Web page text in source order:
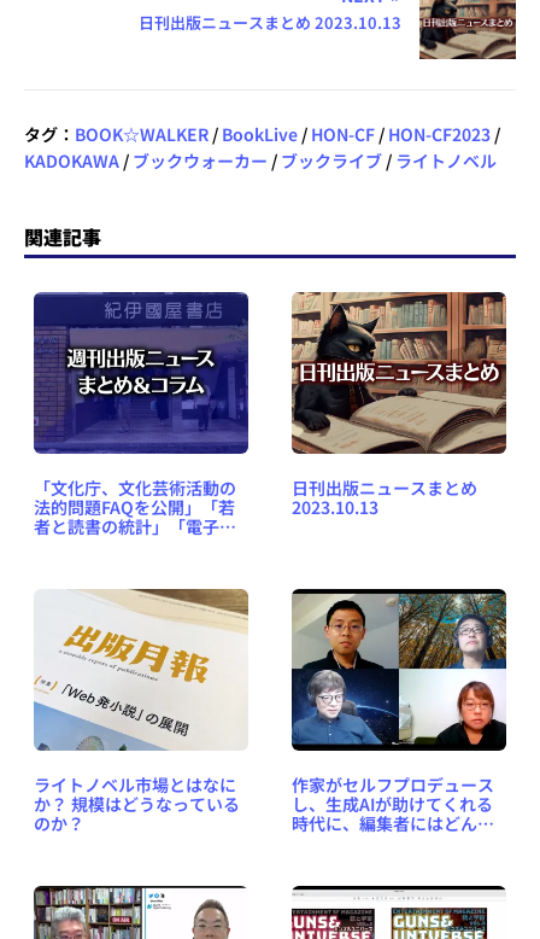
日刊出版ニュースまとめ 2023.10.13
タグ： BOOK☆WALKER / BookLive / HON-CF / HON-CF2023 /
KADOKAWA / ブックウォーカー / ブックライブ / ライトノベル
関連記事
「文化庁、文化芸術活動の
法的問題FAQを公開」「若
者と読書の統計」「電子の
#590（2023年10月8日～14
日刊出版ニュースまとめ
2023.10.13
ライトノベル市場とはなに
か？ 規模はどうなっている
のか？
作家がセルフプロデュース
し、生成AIが助けてくれる
時代に、編集者にはどんな